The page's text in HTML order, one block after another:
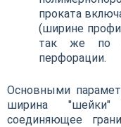
проката
(ширине
так же по
перфорации.
Основными
ширина "шейки"
соединяющее